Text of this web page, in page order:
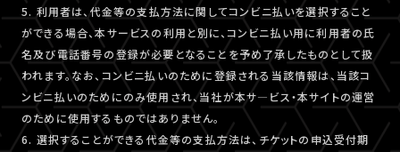
5. 利用者は、代金等の支払方法に関してコンビニ払いを選択すること
ができる場合、本サービスの利用と別に、コンビニ払い用に利用者の氏
名及び電話番号の登録が必要となることを予め了承したものとして扱
われます。なお、コンビニ払いのために登録される当該情報は、当該コ
ンビニ払いのためにのみ使用され、当社が本サ―ビス・本サイトの運営
のために使用するものではありません。
6. 選択することができる代金等の支払方法は、チケットの申込受付期